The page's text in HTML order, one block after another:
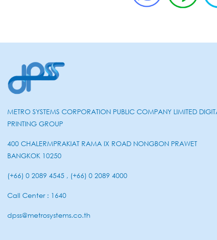
METRO SYSTEMS CORPORATION PUBLIC COMPANY LIMITED
PRINTING GROUP
400 CHALERMPRAKIAT RAMA IX ROAD NONGBON PRAWET
BANGKOK 10250
(+66) 0 2089 4545 , (+66) 0 2089 4000
Call Center : 1640
dpss@metrosystems.co.th